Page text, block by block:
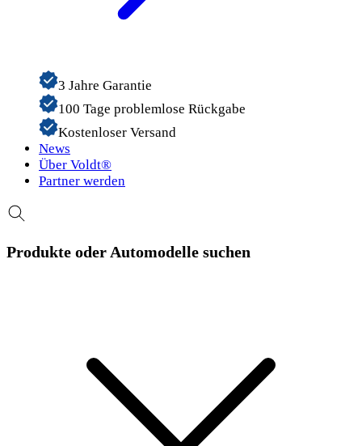
3 Jahre Garantie
100 Tage problemlose Rückgabe
Kostenloser Versand
News
Über Voldt®
Partner werden
Produkte oder Automodelle suchen